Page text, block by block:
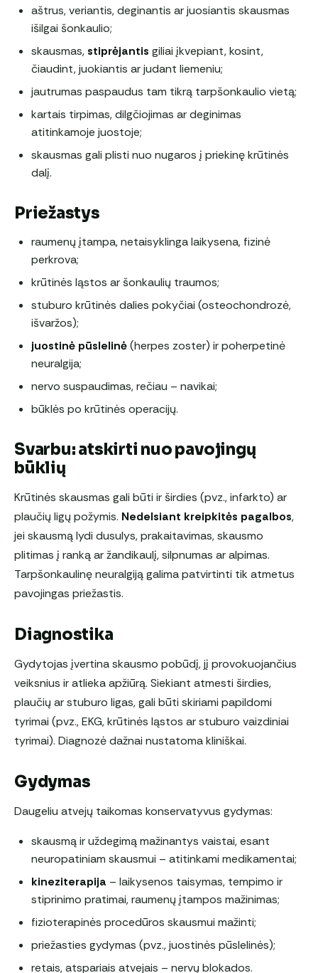
aštrus, veriantis, deginantis ar juosiantis skausmas
išilgai šonkaulio;
skausmas, stiprėjantis giliai įkvepiant, kosint,
čiaudint, juokiantis ar judant liemeniu;
jautrumas paspaudus tam tikrą tarpšonkaulio vietą;
kartais tirpimas, dilgčiojimas ar deginimas
atitinkamoje juostoje;
skausmas gali plisti nuo nugaros į priekinę krūtinės
dalį.
Priežastys
raumenų įtampa, netaisyklinga laikysena, fizinė
perkrova;
krūtinės ląstos ar šonkaulių traumos;
stuburo krūtinės dalies pokyčiai (osteochondrozė,
išvaržos);
juostinė pūslelinė(herpes zoster) ir poherpetinė
neuralgija;
nervo suspaudimas, rečiau – navikai;
būklės po krūtinės operacijų.
Svarbu: atskirti nuo pavojingų
būklių
Krūtinės skausmas gali būti ir širdies (pvz., infarkto) ar
plaučių ligų požymis. Nedelsiant kreipkitės pagalbos,
jei skausmą lydi dusulys, prakaitavimas, skausmo
plitimas į ranką ar žandikaulį, silpnumas ar alpimas.
Tarpšonkaulinę neuralgiją galima patvirtinti tik atmetus
pavojingas priežastis.
Diagnostika
Gydytojas įvertina skausmo pobūdį, jį provokuojančius
veiksnius ir atlieka apžiūrą. Siekiant atmesti širdies,
plaučių ar stuburo ligas, gali būti skiriami papildomi
tyrimai (pvz., EKG, krūtinės ląstos ar stuburo vaizdiniai
tyrimai). Diagnozė dažnai nustatoma kliniškai.
Gydymas
Daugeliu atvejų taikomas konservatyvus gydymas:
skausmą ir uždegimą mažinantys vaistai, esant
neuropatiniam skausmui – atitinkami medikamentai;
kineziterapija – laikysenos taisymas, tempimo ir
stiprinimo pratimai, raumenų įtampos mažinimas;
fizioterapinės procedūros skausmui mažinti;
priežasties gydymas (pvz., juostinės pūslelinės);
retais, atspariais atvejais – nervų blokados.